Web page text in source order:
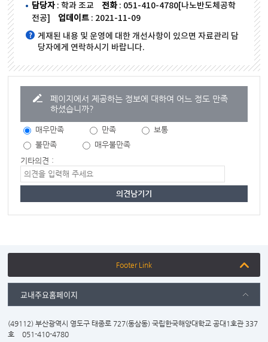
담당자 : 학과 조교 전화 : 051-410-4780[나노반도체공학
전공]
업데이트 : 2021-11-09
게재된 내용 및 운영에 대한 개선사항이 있으면 자료관리 담
당자에게 연락하시기 바랍니다.
페이지에서 제공하는 정보에 대하여 어느 정도 만족
하셨습니까?
매우만족 만족
보통
불만족
매우불만족
기타의견 :
Footer Link
교내주요홈페이지
(49112) 부산광역시 영도구 태종로 727(동삼동) 국립한국해양대학교 공대1호관 337
호
051-410-4780